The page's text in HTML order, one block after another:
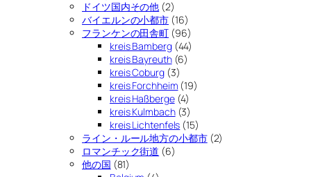
ドイツ国内その他 (2)
バイエルンの小都市 (16)
フランケンの田舎町 (96)
kreis Bamberg(44)
kreis Bayreuth(6)
kreis Coburg(3)
kreis Forchheim (19)
kreis Haßberge(4)
kreis Kulmbach(3)
kreis Lichtenfels (15)
ライン・ルール地方の小都市(2)
ロマンチック街道 (6)
他の国 (81)